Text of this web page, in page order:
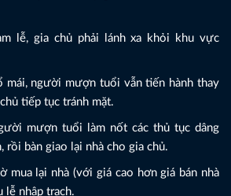
lễ, gia chủ phải lánh xa khỏi khu vực
mái, người mượn tuổi vẫn tiến hành thay
tiếp tục tránh mặt.
mượn tuổi làm nốt các thủ tục dâng
rồi bàn giao lại nhà cho gia chủ.
mua lại nhà (với giá cao hơn giá bán nhà
lễ nhập trạch.